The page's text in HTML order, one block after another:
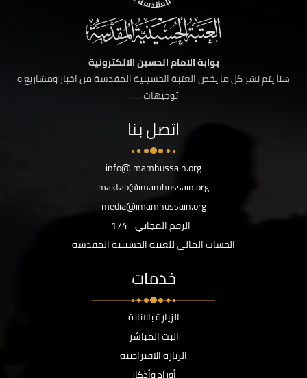
بوابة الامام الحسين الالكترونية
هنا يتم نشر كل ما يخص العتبة الحسينية المقدسة من اخبار ومشاريع و
توجيهات ......
اتصل بنا
info@imamhussain.org
maktab@imamhussain.org
media@imamhussain.org
الرقم المجاني 174
الحساب المالي للعتبة الحسينية المقدسة
خدمات
الزيارة بالانابة
البث المباشر
الزيارة الافتراضية